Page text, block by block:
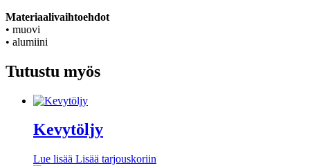
Materiaalivaihtoehdot
• muovi
• alumiini
Tutustu myös
Kevytöljy
Lue lisää Lisää tarjouskoriin